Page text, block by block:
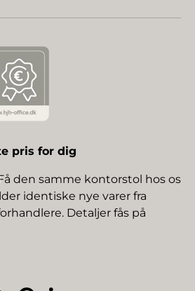
pris for dig
den samme kontorstol hos os
identiske nye varer fra
Detaljer fås på